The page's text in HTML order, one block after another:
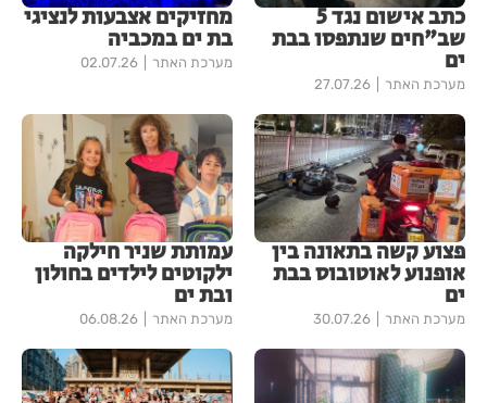
כתב אישום נגד 5
שב"חים שנתפסו בבת
ים
מערכת האתר 27.07.26
מחזיקים אצבעות לנציגי
בת ים במכביה
מערכת האתר 02.07.26
פצוע קשה בתאונה בין
אופנוע לאוטובוס בבת
ים
מערכת האתר 30.07.26
עמותת שניר חילקה
ילקוטים לילדים בחולון
ובת ים
מערכת האתר 06.08.26